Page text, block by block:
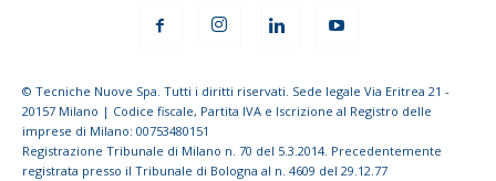
© Tecniche Nuove Spa. Tutti i diritti riservati. Sede legale Via Eritrea 21 -
20157 Milano | Codice fiscale, Partita IVA e Iscrizione al Registro delle
imprese di Milano: 00753480151
Registrazione Tribunale di Milano n. 70 del 5.3.2014. Precedentemente
registrata presso il Tribunale di Bologna al n. 4609 del 29.12.77